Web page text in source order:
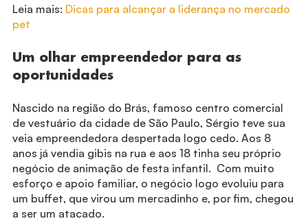
Leia mais: Dicas para alcançar a liderança no mercado
pet
Um olhar empreendedor para as
oportunidades
Nascido na região do Brás, famoso centro comercial
de vestuário da cidade de São Paulo, Sérgio teve sua
veia empreendedora despertada logo cedo. Aos 8
anos já vendia gibis na rua e aos 18 tinha seu próprio
negócio de animação de festa infantil. Com muito
esforço e apoio familiar, o negócio logo evoluiu para
um buffet, que virou um mercadinho e, por fim, chegou
a ser um atacado.